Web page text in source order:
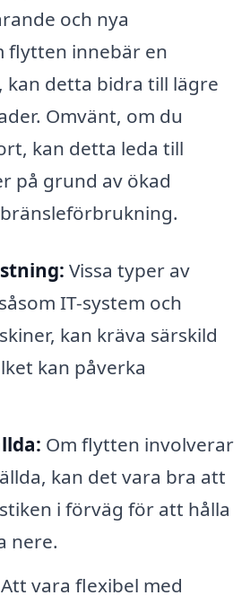
och nya
flytten innebär en
kan detta bidra till lägre
Omvänt, om du
kan detta leda till
på grund av ökad
Vissa typer av
IT-system och
kan kräva särskild
kan påverka
Om flytten involverar
kan det vara bra att
i förväg för att hålla
nere.
Att vara flexibel med